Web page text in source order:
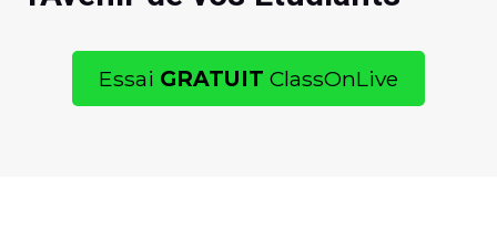
Essai GRATUIT ClassOnLive